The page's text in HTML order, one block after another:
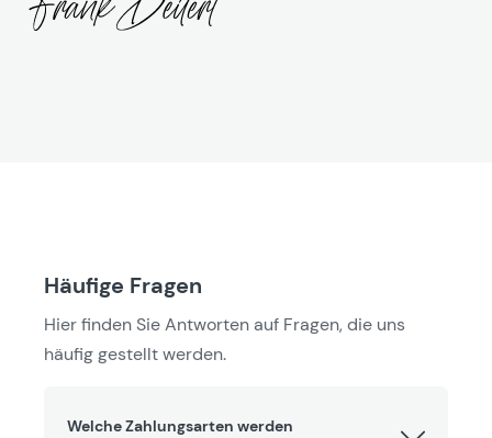
Häufige Fragen
Hier finden Sie Antworten auf Fragen, die uns
häufig gestellt werden.
Welche Zahlungsarten werden